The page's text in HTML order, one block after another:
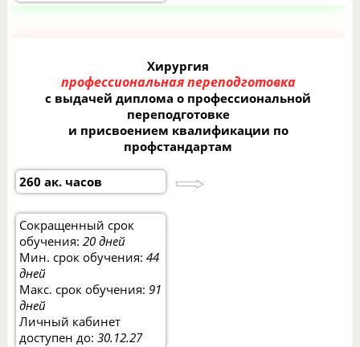
Хирургия
профессиональная переподготовка
с выдачей диплома о профессиональной
переподготовке
и присвоением квалификации по
профстандартам
260 ак. часов
Сокращенный срок
обучения:20 дней
Мин. срок обучения:44
дней
Макс. срок обучения:91
дней
Личный кабинет
доступен до:30.12.27